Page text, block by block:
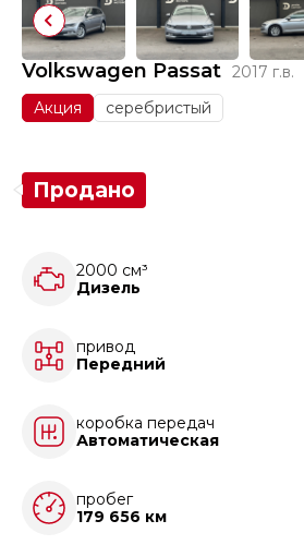
Volkswagen Passat 2017 г.в.
Акция
серебристый
Продано
2000 см³
Дизель
привод
Передний
коробка передач
Автоматическая
пробег
179 656 км